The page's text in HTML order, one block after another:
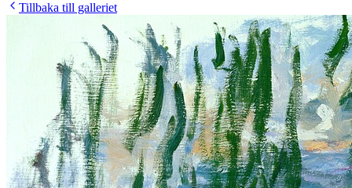
Tillbaka till galleriet